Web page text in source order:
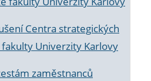
Centra strategických
Univerzity Karlovy
zaměstnanců